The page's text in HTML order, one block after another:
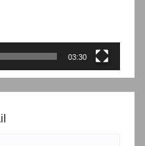
03:30